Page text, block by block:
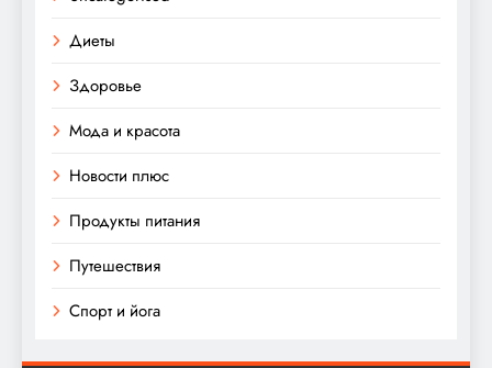
Диеты
Здоровье
Мода и красота
Новости плюс
Продукты питания
Путешествия
Спорт и йога